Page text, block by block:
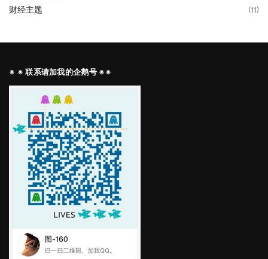
财经主题 (11)
※ ※ 联系请加我的企鹅号 ※※